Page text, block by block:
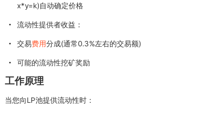
x*y=k)自动确定价格
流动性提供者收益：
交易费用分成(通常0.3%左右的交易额)
可能的流动性挖矿奖励
工作原理
当您向LP池提供流动性时：